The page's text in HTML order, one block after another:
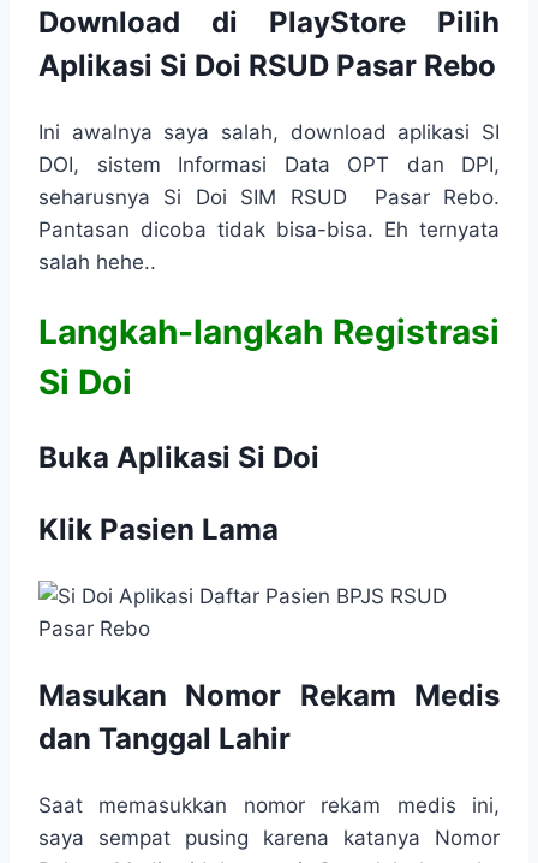
Download di PlayStore Pilih
Aplikasi Si Doi RSUD Pasar Rebo
Ini awalnya saya salah, download aplikasi SI
DOI, sistem Informasi Data OPT dan DPI,
seharusnya Si Doi SIM RSUD Pasar Rebo.
Pantasan dicoba tidak bisa-bisa. Eh ternyata
salah hehe..
Langkah-langkah Registrasi
Si Doi
Buka Aplikasi Si Doi
Klik Pasien Lama
Masukan Nomor Rekam Medis
dan Tanggal Lahir
Saat memasukkan nomor rekam medis ini,
saya sempat pusing karena katanya Nomor